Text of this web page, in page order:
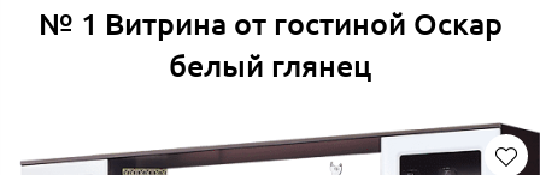
№ 1 Витрина от гостиной Оскар
белый глянец